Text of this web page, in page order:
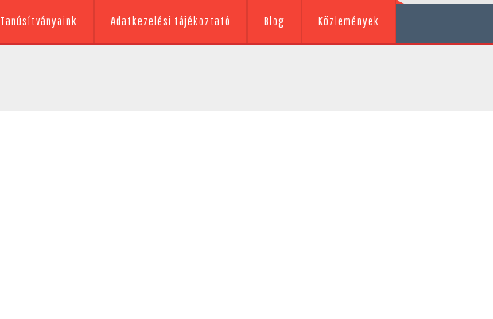
Tanúsítványaink Adatkezelési tájékoztató Blog Közlemények